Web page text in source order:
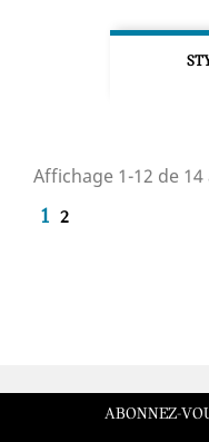
Affichage 1-12 de
1 2
ABONNEZ-